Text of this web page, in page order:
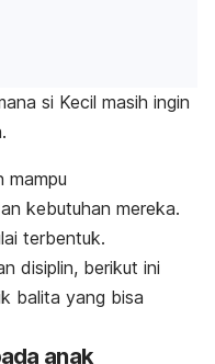
si Kecil masih ingin
mampu
kebutuhan mereka.
terbentuk.
disiplin, berikut ini
balita yang bisa
anak